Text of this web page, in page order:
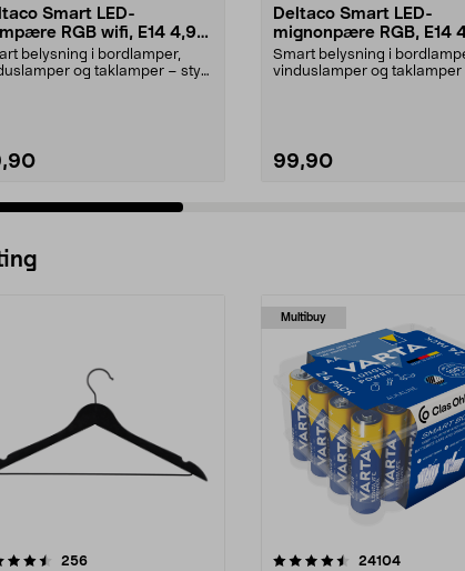
Smart LED-
RGB wifi, E14 4,9
belysning i bordlamper,
og taklamper – styr
Deltaco Smart LED-
mignonpære RGB, E14
dimbar
Smart belysning i
vinduslamper og taklamper
99,90
256anmeldelser
Multibuy
4.5av 5 stjerner 24104
4.5av 5 stjerner